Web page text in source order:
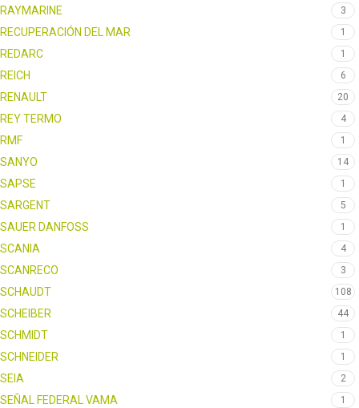
RAYMARINE 3
RECUPERACIÓN DEL MAR 1
REDARC 1
REICH 6
RENAULT 20
REY TERMO 4
RMF 1
SANYO 14
SAPSE 1
SARGENT 5
SAUER DANFOSS 1
SCANIA 4
SCANRECO 3
SCHAUDT 108
SCHEIBER 44
SCHMIDT 1
SCHNEIDER 1
SEIA 2
SEÑAL FEDERAL VAMA 1